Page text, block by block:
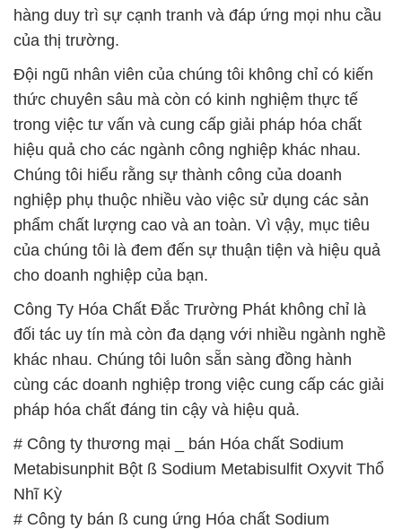
hàng duy trì sự cạnh tranh và đáp ứng mọi nhu cầu
của thị trường.
Đội ngũ nhân viên của chúng tôi không chỉ có kiến
thức chuyên sâu mà còn có kinh nghiệm thực tế
trong việc tư vấn và cung cấp giải pháp hóa chất
hiệu quả cho các ngành công nghiệp khác nhau.
Chúng tôi hiểu rằng sự thành công của doanh
nghiệp phụ thuộc nhiều vào việc sử dụng các sản
phẩm chất lượng cao và an toàn. Vì vậy, mục tiêu
của chúng tôi là đem đến sự thuận tiện và hiệu quả
cho doanh nghiệp của bạn.
Công Ty Hóa Chất Đắc Trường Phát không chỉ là
đối tác uy tín mà còn đa dạng với nhiều ngành nghề
khác nhau. Chúng tôi luôn sẵn sàng đồng hành
cùng các doanh nghiệp trong việc cung cấp các giải
pháp hóa chất đáng tin cậy và hiệu quả.
# Công ty thương mại _ bán Hóa chất Sodium
Metabisunphit Bột ß Sodium Metabisulfit Oxyvit Thổ
Nhĩ Kỳ
# Công ty bán ß cung ứng Hóa chất Sodium